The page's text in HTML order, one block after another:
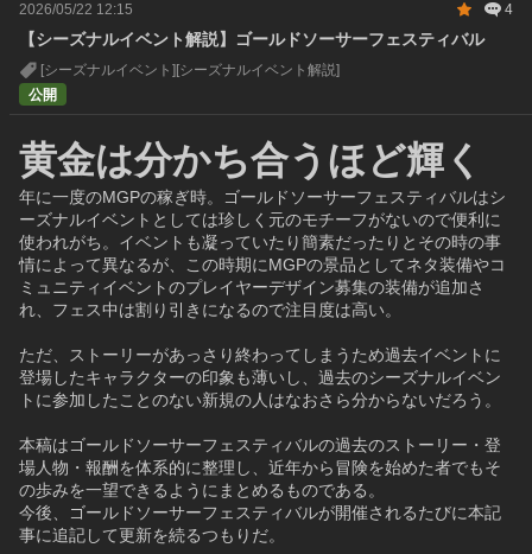
2026/05/22 12:15 4
【シーズナルイベント解説】ゴールドソーサーフェスティバル
[シーズナルイベント] [シーズナルイベント解説]
公開
黄金は分かち合うほど輝く
年に一度のMGPの稼ぎ時。ゴールドソーサーフェスティバルはシ
ーズナルイベントとしては珍しく元のモチーフがないので便利に
使われがち。イベントも凝っていたり簡素だったりとその時の事
情によって異なるが、この時期にMGPの景品としてネタ装備やコ
ミュニティイベントのプレイヤーデザイン募集の装備が追加さ
れ、フェス中は割り引きになるので注目度は高い。
ただ、ストーリーがあっさり終わってしまうため過去イベントに
登場したキャラクターの印象も薄いし、過去のシーズナルイベン
トに参加したことのない新規の人はなおさら分からないだろう。
本稿はゴールドソーサーフェスティバルの過去のストーリー・登
場人物・報酬を体系的に整理し、近年から冒険を始めた者でもそ
の歩みを一望できるようにまとめるものである。
今後、ゴールドソーサーフェスティバルが開催されるたびに本記
事に追記して更新を続るつもりだ。